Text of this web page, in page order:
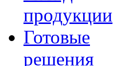
продукции
Готовые
решения